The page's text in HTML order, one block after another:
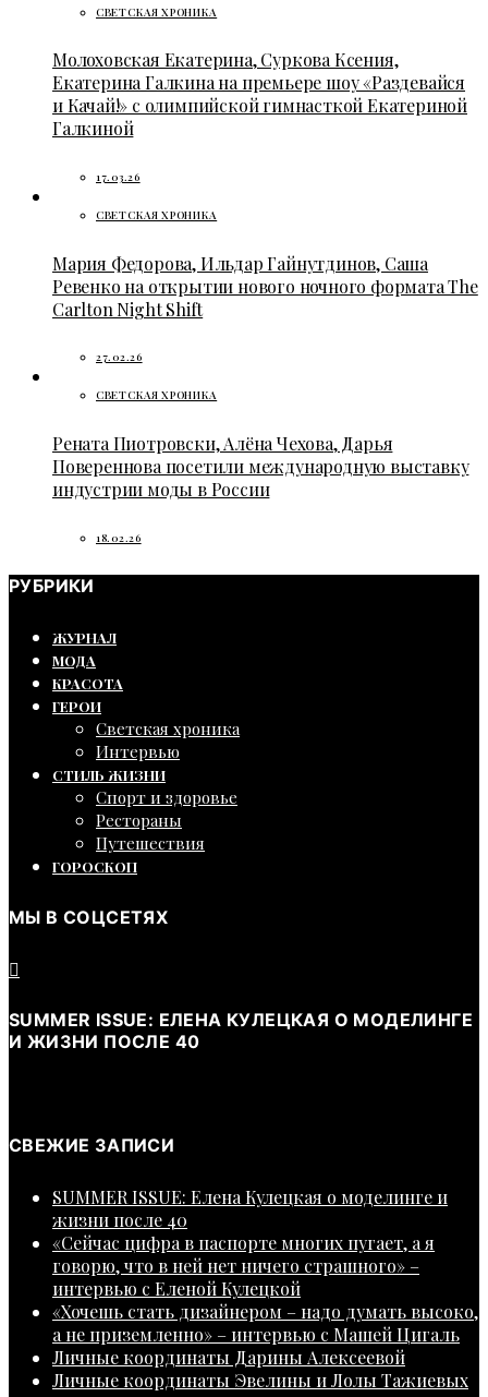
СВЕТСКАЯ ХРОНИКА
Молоховская Екатерина, Суркова Ксения,
Екатерина Галкина на премьере шоу «Раздевайся
и Качай!» с олимпийской гимнасткой Екатериной
Галкиной
17.03.26
СВЕТСКАЯ ХРОНИКА
Мария Федорова, Ильдар Гайнутдинов, Саша
Ревенко на открытии нового ночного формата The
Carlton Night Shift
27.02.26
СВЕТСКАЯ ХРОНИКА
Рената Пиотровски, Алёна Чехова, Дарья
Повереннова посетили международную выставку
индустрии моды в России
18.02.26
РУБРИКИ
ЖУРНАЛ
МОДА
КРАСОТА
ГЕРОИ
Светская хроника
Интервью
СТИЛЬ ЖИЗНИ
Спорт и здоровье
Рестораны
Путешествия
ГОРОСКОП
МЫ В СОЦСЕТЯХ
SUMMER ISSUE: ЕЛЕНА КУЛЕЦКАЯ О МОДЕЛИНГЕ
И ЖИЗНИ ПОСЛЕ 40
СВЕЖИЕ ЗАПИСИ
SUMMER ISSUE: Елена Кулецкая о моделинге и
жизни после 40
«Сейчас цифра в паспорте многих пугает, а я
говорю, что в ней нет ничего страшного» –
интервью с Еленой Кулецкой
«Хочешь стать дизайнером – надо думать высоко,
а не приземленно» – интервью с Машей Цигаль
Личные координаты Дарины Алексеевой
Личные координаты Эвелины и Лолы Тажиевых